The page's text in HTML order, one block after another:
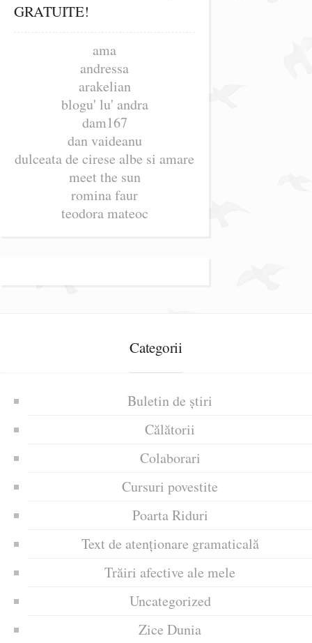
GRATUITE!
ama
andressa
arakelian
blogu' lu' andra
dam167
dan vaideanu
dulceata de cirese albe si amare
meet the sun
romina faur
teodora mateoc
Categorii
Buletin de știri
Călătorii
Colaborari
Cursuri povestite
Poarta Riduri
Text de atenționare gramaticală
Trăiri afective ale mele
Uncategorized
Zice Dunia